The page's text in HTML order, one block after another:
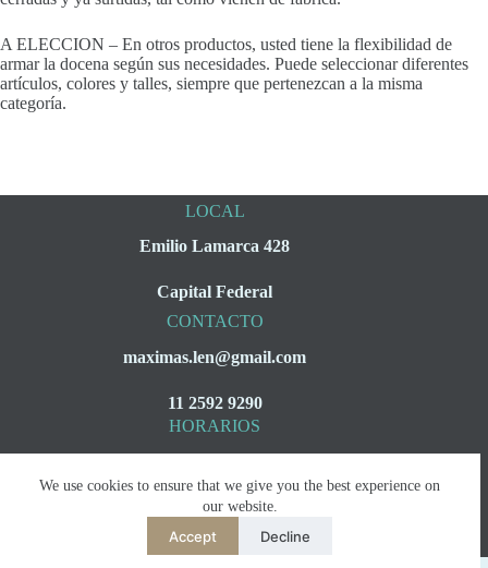
We use cookies to ensure that we give you the best experience on
our website.
Accept Decline
A ELECCION – En otros productos, usted tiene la flexibilidad de
armar la docena según sus necesidades. Puede seleccionar diferentes
artículos, colores y talles, siempre que pertenezcan a la misma
categoría.
LOCAL
Emilio Lamarca 428
Capital Federal
CONTACTO
maximas.len@gmail.com
11 2592 9290
HORARIOS
08:00 a 16:00